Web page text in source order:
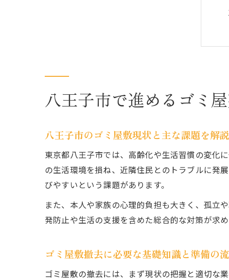
八王子市で進めるゴミ
八王子市のゴミ屋敷現状と主な課題を解説
東京都八王子市では、高齢化や生活習慣の変化
の生活環境を損ね、近隣住民とのトラブルに発
びやすいという課題があります。
また、本人や家族の心理的負担も大きく、孤立
発防止や生活の支援を含めた総合的な対策が求
ゴミ屋敷撤去に必要な基礎知識と準備の
ゴミ屋敷の撤去には、まず現状の把握と適切な